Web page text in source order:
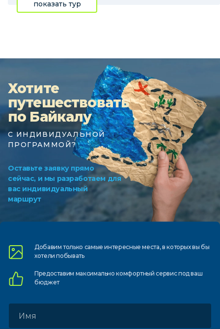
показать тур
Хотите
путешествовать
по Байкалу
С ИНДИВИДУАЛЬНОЙ
ПРОГРАММОЙ?
Оставьте заявку прямо
сейчас, и мы разработаем для
вас индивидуальный
маршрут
Добавим только самыеинтересные места, в которыхвы бы
хотели побывать
Предоставим максимально комфортныйсервис под ваш
бюджет